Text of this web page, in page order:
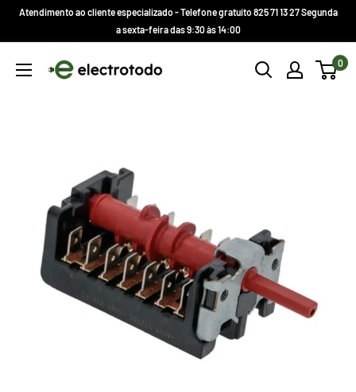
Atendimento ao cliente especializado - Telefone gratuito 825 71 13 27 Segunda
a sexta-feira das 9:30 às 14:00
Electrotodo.es 0